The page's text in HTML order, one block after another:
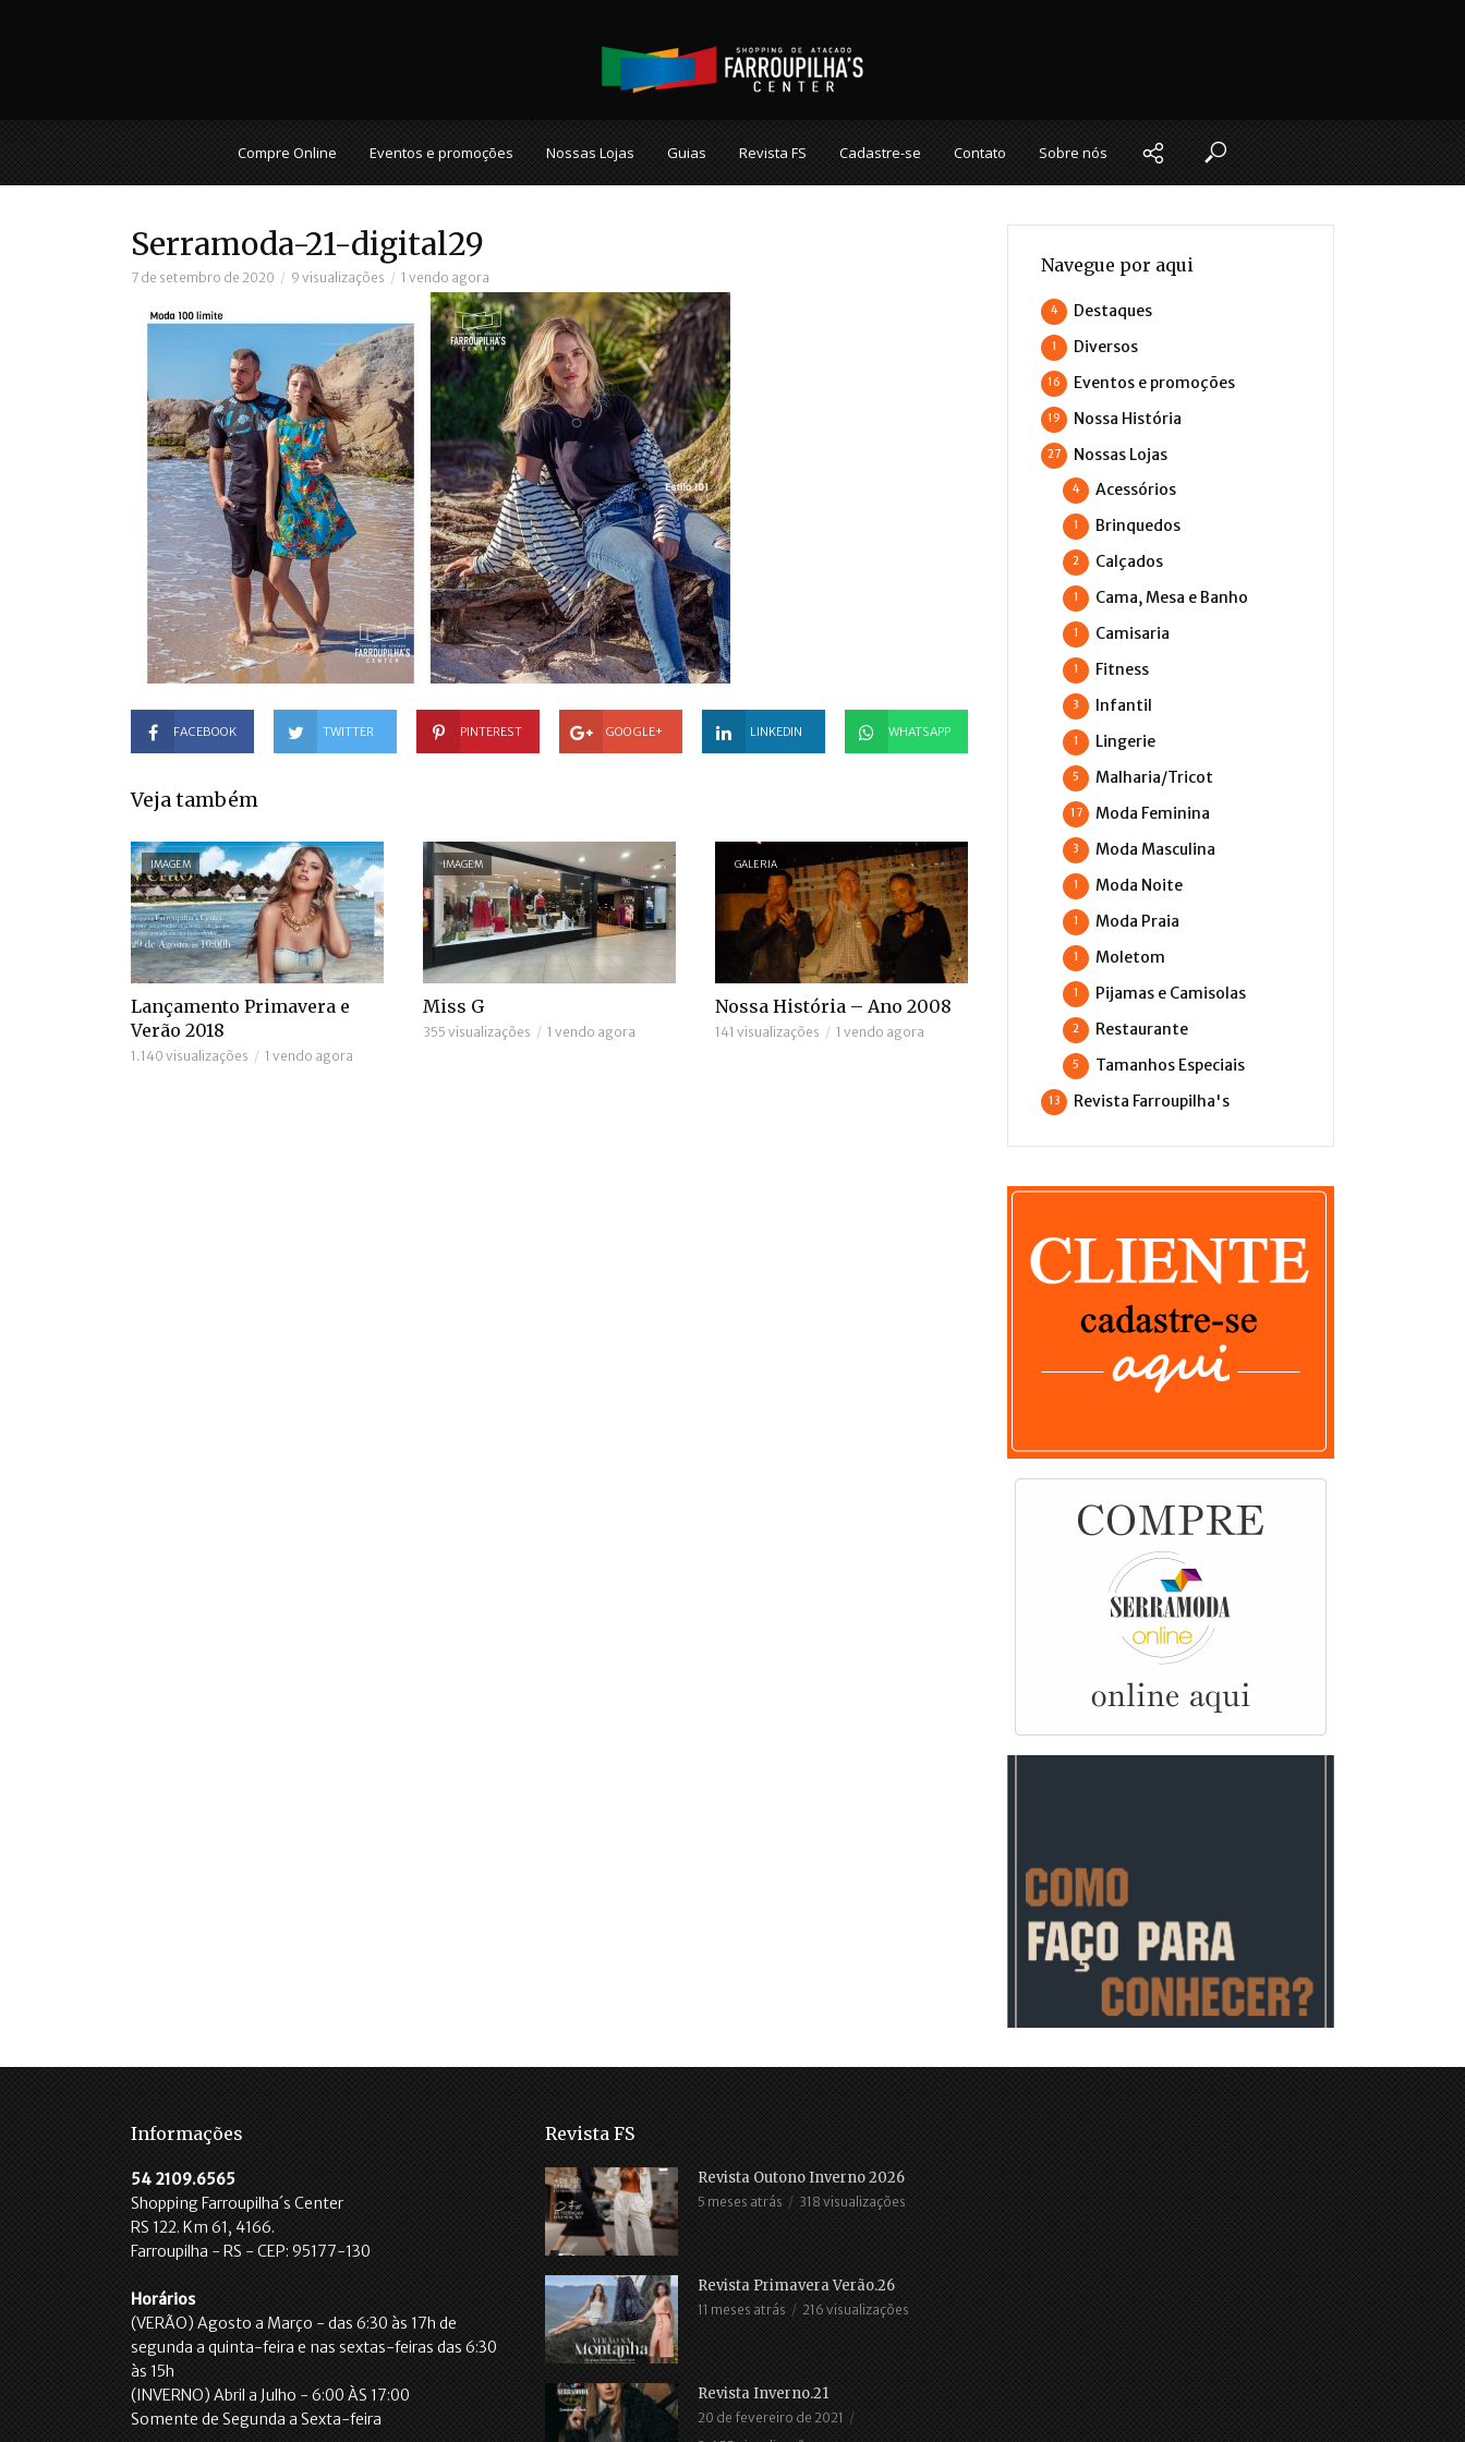
Compre Online Eventos e promoções Nossas Lojas Guias Revista FS Cadastre-se Contato Sobre nós
Serramoda-21-digital29
7 de setembro de 2020 9 visualizações 1 vendo agora
FACEBOOK TWITTER PINTEREST GOOGLE+ LINKEDIN WHATSAPP
Veja também
IMAGEM
Lançamento Primavera e
Verão 2018
1.140 visualizações 1 vendo agora
IMAGEM
Miss G
355 visualizações 1 vendo agora
GALERIA
Nossa História – Ano 2008
141 visualizações 1 vendo agora
Navegue por aqui
Destaques
4
Diversos
1
Eventos e promoções
16
Nossa História
19
Nossas Lojas
27
Acessórios
4
Brinquedos
1
Calçados
2
Cama, Mesa e Banho
1
Camisaria
1
Fitness
1
Infantil
3
Lingerie
1
Malharia/Tricot
5
Moda Feminina
17
Moda Masculina
3
Moda Noite
1
Moda Praia
1
Moletom
1
Pijamas e Camisolas
1
Restaurante
2
Tamanhos Especiais
5
Revista Farroupilha's
13
Informações
54 2109.6565
Shopping Farroupilha´s Center
RS 122. Km 61, 4166.
Farroupilha - RS - CEP: 95177-130
Horários
(VERÃO) Agosto a Março - das 6:30 às 17h de
segunda a quinta-feira e nas sextas-feiras das 6:30
às 15h
(INVERNO) Abril a Julho - 6:00 ÀS 17:00
Somente de Segunda a Sexta-feira
Revista FS
Revista Outono Inverno 2026
5 meses atrás 318 visualizações
Revista Primavera Verão.26
11 meses atrás 216 visualizações
Revista Inverno.21
20 de fevereiro de 2021